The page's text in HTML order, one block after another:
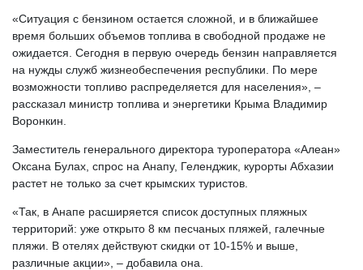
«Ситуация с бензином остается сложной, и в ближайшее
время больших объемов топлива в свободной продаже не
ожидается. Сегодня в первую очередь бензин направляется
на нужды служб жизнеобеспечения республики. По мере
возможности топливо распределяется для населения», –
рассказал министр топлива и энергетики Крыма Владимир
Воронкин.
Заместитель генерального директора туроператора «Алеан»
Оксана Булах, спрос на Анапу, Геленджик, курорты Абхазии
растет не только за счет крымских туристов.
«Так, в Анапе расширяется список доступных пляжных
территорий: уже открыто 8 км песчаных пляжей, галечные
пляжи. В отелях действуют скидки от 10-15% и выше,
различные акции», – добавила она.